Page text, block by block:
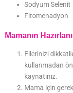
Sodyum Selenit
Fitomenadyon
Mamanın
Ellerinizi
kullanmadan
kaynatınız.
Mama için